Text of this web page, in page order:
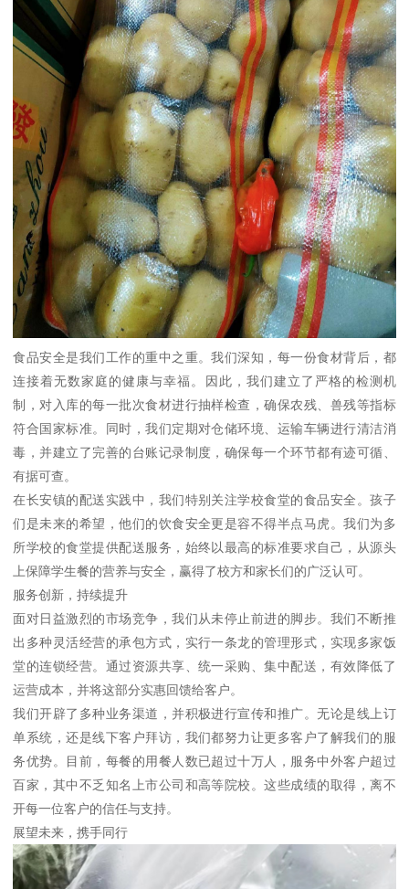
食品安全是我们工作的重中之重。我们深知，每一份食材背后，都
连接着无数家庭的健康与幸福。因此，我们建立了严格的检测机
制，对入库的每一批次食材进行抽样检查，确保农残、兽残等指标
符合国家标准。同时，我们定期对仓储环境、运输车辆进行清洁消
毒，并建立了完善的台账记录制度，确保每一个环节都有迹可循、
有据可查。
在长安镇的配送实践中，我们特别关注学校食堂的食品安全。孩子
们是未来的希望，他们的饮食安全更是容不得半点马虎。我们为多
所学校的食堂提供配送服务，始终以最高的标准要求自己，从源头
上保障学生餐的营养与安全，赢得了校方和家长们的广泛认可。
服务创新，持续提升
面对日益激烈的市场竞争，我们从未停止前进的脚步。我们不断推
出多种灵活经营的承包方式，实行一条龙的管理形式，实现多家饭
堂的连锁经营。通过资源共享、统一采购、集中配送，有效降低了
运营成本，并将这部分实惠回馈给客户。
我们开辟了多种业务渠道，并积极进行宣传和推广。无论是线上订
单系统，还是线下客户拜访，我们都努力让更多客户了解我们的服
务优势。目前，每餐的用餐人数已超过十万人，服务中外客户超过
百家，其中不乏知名上市公司和高等院校。这些成绩的取得，离不
开每一位客户的信任与支持。
展望未来，携手同行